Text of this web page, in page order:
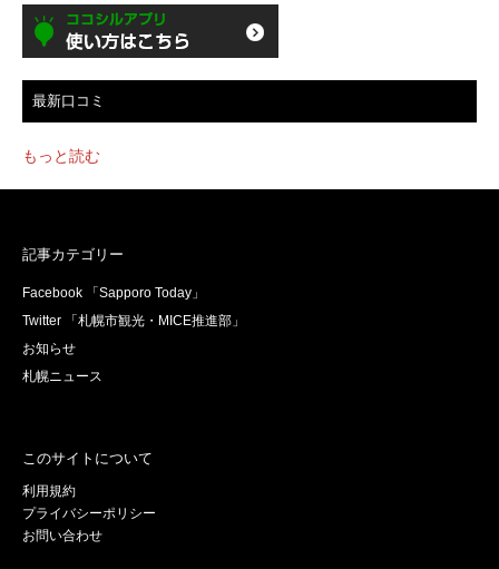
最新口コミ
もっと読む
記事カテゴリー
Facebook 「Sapporo Today」
Twitter 「札幌市観光・MICE推進部」
お知らせ
札幌ニュース
このサイトについて
利用規約
プライバシーポリシー
お問い合わせ